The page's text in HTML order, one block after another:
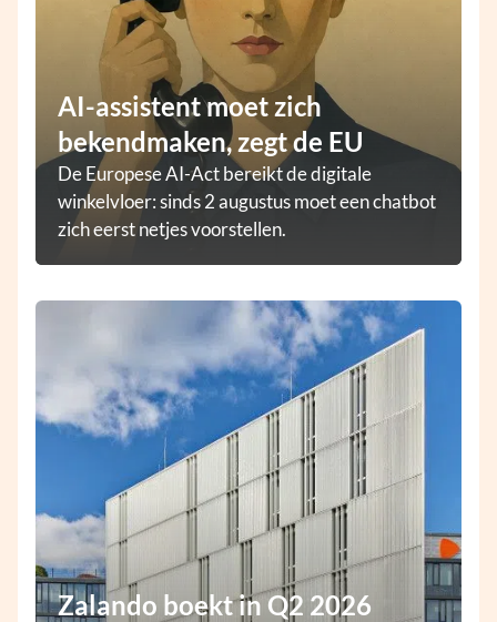
AI-assistent moet zich
bekendmaken, zegt de EU
De Europese AI-Act bereikt de digitale
winkelvloer: sinds 2 augustus moet een chatbot
zich eerst netjes voorstellen.
Zalando boekt in Q2 2026